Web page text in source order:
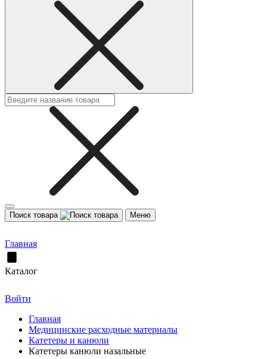
Поиск товара Меню
Главная
Каталог
Войти
Главная
Медицинские расходные материалы
Катетеры и канюли
Катетеры канюли назальные